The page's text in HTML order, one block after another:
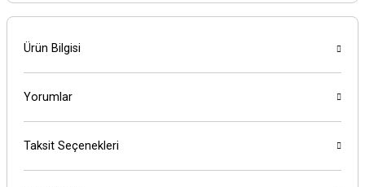
Ürün Bilgisi
Yorumlar
Taksit Seçenekleri